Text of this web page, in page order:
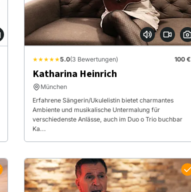
★★★★★5.0(3 Bewertungen) 100 €
Katharina Heinrich
München
Erfahrene Sängerin/Ukulelistin bietet charmantes
Ambiente und musikalische Untermalung für
verschiedenste Anlässe, auch im Duo o Trio buchbar
Ka...